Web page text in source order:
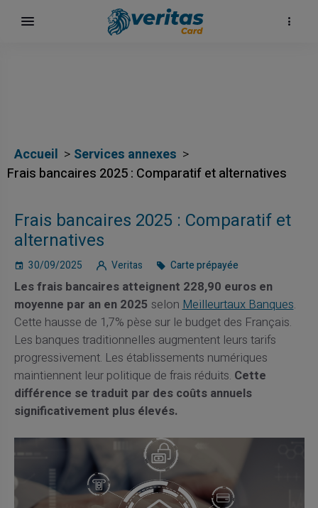
Accueil
Services annexes
Frais bancaires 2025 : Comparatif et alternatives
Frais bancaires 2025 : Comparatif et
alternatives
30/09/2025 Veritas Carte prépayée
Les frais bancaires atteignent 228,90 euros en
moyenne par an en 2025 selonMeilleurtaux Banques.
Cette hausse de 1,7% pèse sur le budget des Français.
Les banques traditionnelles augmentent leurs tarifs
progressivement. Les établissements numériques
maintiennent leur politique de frais réduits. Cette
différence se traduit par des coûts annuels
significativement plus élevés.